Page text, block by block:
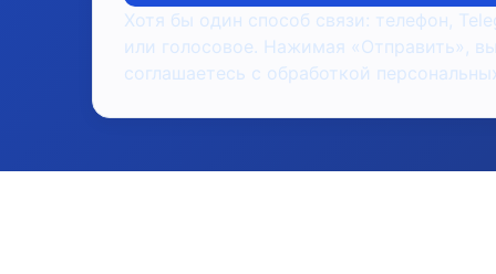
Хотя бы один способ связи: телефон,
или голосовое. Нажимая «Отправить», вы
соглашаетесь с обработкой